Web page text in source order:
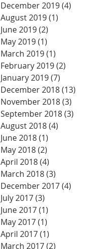
December 2019(4)
August 2019(1)
June 2019(2)
May 2019(1)
March 2019(1)
February 2019(2)
January 2019(7)
December 2018(13)
November 2018(3)
September 2018(3)
August 2018(4)
June 2018(1)
May 2018(2)
April 2018(4)
March 2018(3)
December 2017(4)
July 2017(3)
June 2017(1)
May 2017(1)
April 2017(1)
March 2017(2)